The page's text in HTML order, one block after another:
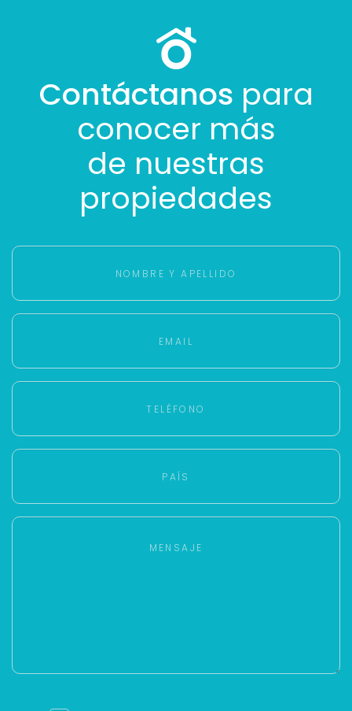
Contáctanos para
conocer más
de nuestras
propiedades